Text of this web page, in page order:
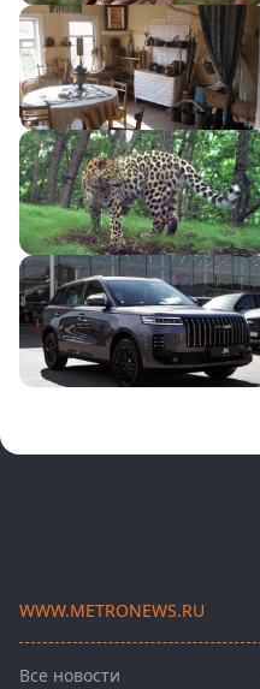
WWW.METRONEWS.RU
Все новости